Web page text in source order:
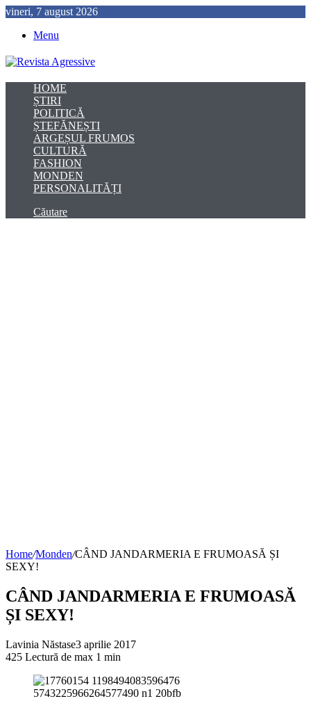
vineri, 7 august 2026
Menu
HOME
ȘTIRI
POLITICĂ
ȘTEFĂNEȘTI
ARGEȘUL FRUMOS
CULTURĂ
FASHION
MONDEN
PERSONALITĂȚI
Căutare
Home/Monden/CÂND JANDARMERIA E FRUMOASĂ ȘI
SEXY!
CÂND JANDARMERIA E FRUMOASĂ
ȘI SEXY!
Lavinia Năstase3 aprilie 2017
425 Lectură de max 1 min